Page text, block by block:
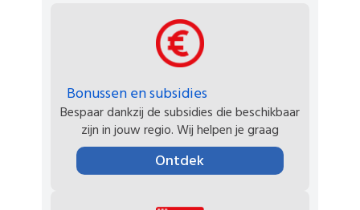
Bonussen en subsidies
Bespaar dankzij de subsidies die beschikbaar
zijn in jouw regio. Wij helpen je graag
Ontdek